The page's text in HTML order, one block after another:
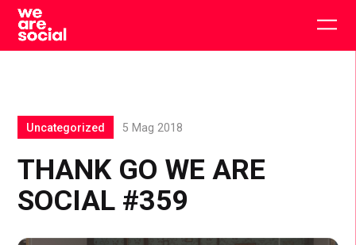
Skip
content
THANK GO WE ARE
SOCIAL #359
Uncategorized 5 Mag 2018